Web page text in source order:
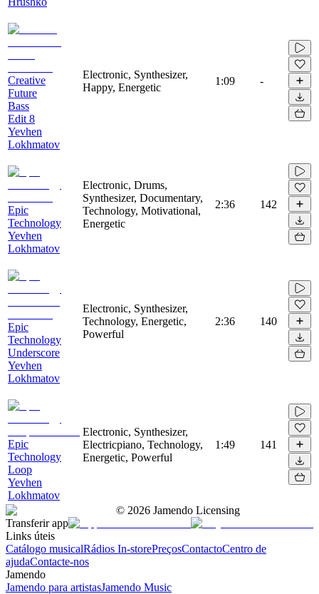
Creative
Future
Bass
Edit 8
Yevhen
Lokhmatov
Electronic, Synthesizer,
Happy, Energetic
1:09 -
Epic
Technology
Yevhen
Lokhmatov
Electronic, Drums,
Synthesizer, Documentary,
Technology, Motivational,
Energetic
2:36 142
Epic
Technology
Underscore
Yevhen
Lokhmatov
Electronic, Synthesizer,
Technology, Energetic,
Powerful
2:36 140
Epic
Technology
Loop
Yevhen
Lokhmatov
Electronic, Synthesizer,
Electricpiano, Technology,
Energetic, Powerful
1:49 141
© 2026 Jamendo Licensing
Transferir app
Links úteis
Catálogo musicalRádios In-storePreçosContactoCentro de
ajudaContacte-nos
Jamendo
Jamendo para artistasJamendo Music